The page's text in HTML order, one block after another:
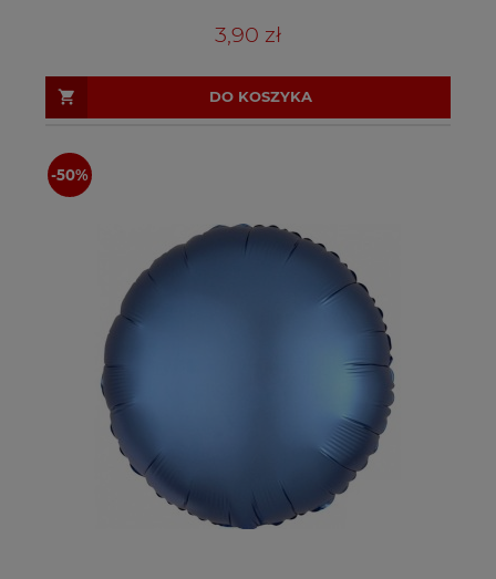
3,90 zł
DO KOSZYKA